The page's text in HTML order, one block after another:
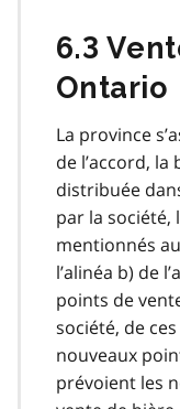
6.3
Ontario
La province
de l’accord,
distribuée
par la société,
mentionnés
l’alinéa b) de
points de
société, de
nouveaux
prévoient les